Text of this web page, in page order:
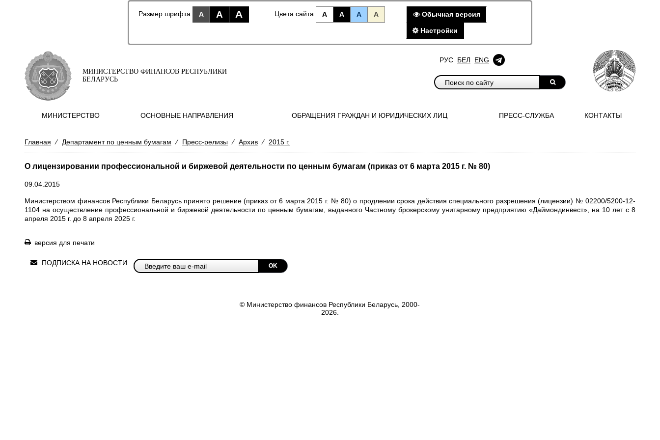
Размер шрифта A A A Цвета сайта A A A A Обычная версия
Настройки
МИНИСТЕРСТВО ФИНАНСОВ РЕСПУБЛИКИ
БЕЛАРУСЬ
РУС БЕЛ ENG
МИНИСТЕРСТВО ОСНОВНЫЕ НАПРАВЛЕНИЯ ОБРАЩЕНИЯ ГРАЖДАН И ЮРИДИЧЕСКИХ ЛИЦ ПРЕСС-СЛУЖБА КОНТАКТЫ
Главная ⁄ Департамент по ценным бумагам ⁄ Пресс-релизы ⁄ Архив ⁄ 2015 г.
О лицензировании профессиональной и биржевой деятельности по ценным бумагам (приказ от 6 марта 2015 г. № 80)
09.04.2015
Министерством финансов Республики Беларусь принято решение (приказ от 6 марта 2015 г. № 80) о продлении срока действия специального разрешения (лицензии) № 02200/5200-12-
1104 на осуществление профессиональной и биржевой деятельности по ценным бумагам, выданного Частному брокерскому унитарному предприятию «Даймондинвест», на 10 лет с 8
апреля 2015 г. до 8 апреля 2025 г.
версия для печати
ПОДПИСКА НА НОВОСТИ OK
© Министерство финансов Республики Беларусь, 2000-
2026.